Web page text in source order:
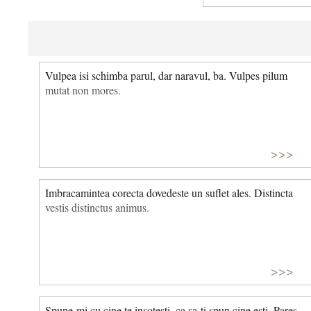
Vulpea isi schimba parul, dar naravul, ba. Vulpes pilum
mutat non mores.
>>>
Imbracamintea corecta dovedeste un suflet ales. Distincta
vestis distinctus animus.
>>>